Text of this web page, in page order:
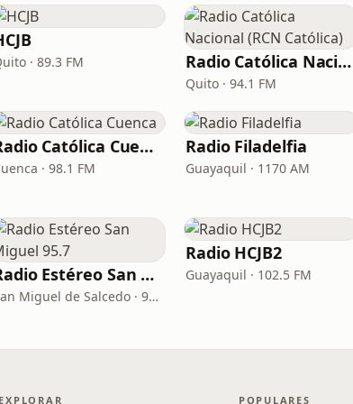
· 89.3 FM Radio Católica Nacional (RCN Católica)
Quito · 94.1 FM
Radio Católica Cuenca
· 98.1 FM
Radio Filadelfia
Guayaquil · 1170 AM
Radio Estéreo San Miguel 95.7
San Miguel de Salcedo · 95.7 FM
Radio HCJB2
Guayaquil · 102.5 FM
EXPLORAR POPULARES